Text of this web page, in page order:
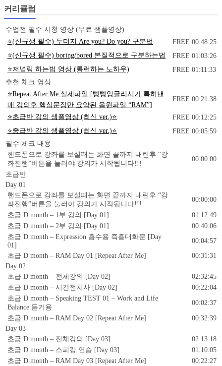
커리큘럼
수업전 필수 시청 영상 (무료 샘플영상)
⭐(신규생 필수) 두더지 Are you? Do you? 구분법
FREE 00:48:25
⭐(신규생 필수) boring/bored 본질적으로 구분하는법
FREE 01:03:26
⭐저널링 하는법 영상 (롱런하는 노하우)
FREE 01:11:33
추천 체크 영상
⭐Repeat After Me 실제파일 [빵빵잉글리시가 특허낸
매 강의후 핵심문장만 요약된 음원파일 “RAM”]
FREE 00:21:38
⭐초급반 강의 샘플영상 (최신 ver.)⭐ FREE 00:12:25
⭐중급반 강의 샘플영상 (최신 ver.)⭐
FREE 00:05:59
필수 체크 내용
핸드폰으로 강좌를 보실때는 화면 끝까지 내린후 “강
좌진행”버튼을 눌러야 강의가 시작됩니다!!!
00:00:00
초급반
Day 01
핸드폰으로 강좌를 보실때는 화면 끝까지 내린후 “강
좌진행”버튼을 눌러야 강의가 시작됩니다!!!
00:00:00
초급 D month – 1부 강의 [Day 01]
01:12:49
초급 D month – 2부 강의 [Day 01]
00:40:06
초급 D month – Expression 흡수용 즉흥대화문 [Day
01]
00:04:57
초급 D month – RAM Day 01 [Repeat After Me]
00:31:31
Day 02
초급 D month – 전체강의 [Day 02]
02:32:45
초급 D month – 시간전치사 [Day 02]
00:22:04
초급 D month – Speaking TEST 01 – Work and Life
Balance 듣기용
00:02:37
초급 D month – RAM Day 02 [Repeat After Me]
00:32:39
Day 03
초급 D month – 전체강의 [Day 03]
02:13:18
초급 D month – 스피킹 연습 [Day 03]
01:10:05
초급 D month – RAM Day 03 [Repeat After Me]
00:22:27